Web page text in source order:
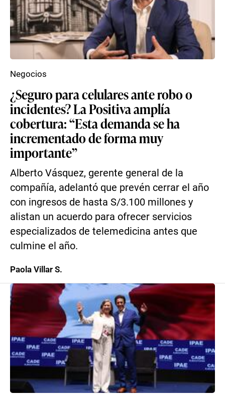
¿Seguro para celulares ante robo o
incidentes? La Positiva amplía
cobertura: “Esta demanda se ha
incrementado de forma muy
importante”
Alberto Vásquez, gerente general de la
compañía, adelantó que prevén cerrar el año
con ingresos de hasta S/3.100 millones y
alistan un acuerdo para ofrecer servicios
especializados de telemedicina antes que
culmine el año.
Negocios
Paola Villar S.